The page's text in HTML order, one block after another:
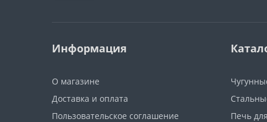
Информация
О магазине
Доставка и оплата
Пользовательское соглашение
Печь